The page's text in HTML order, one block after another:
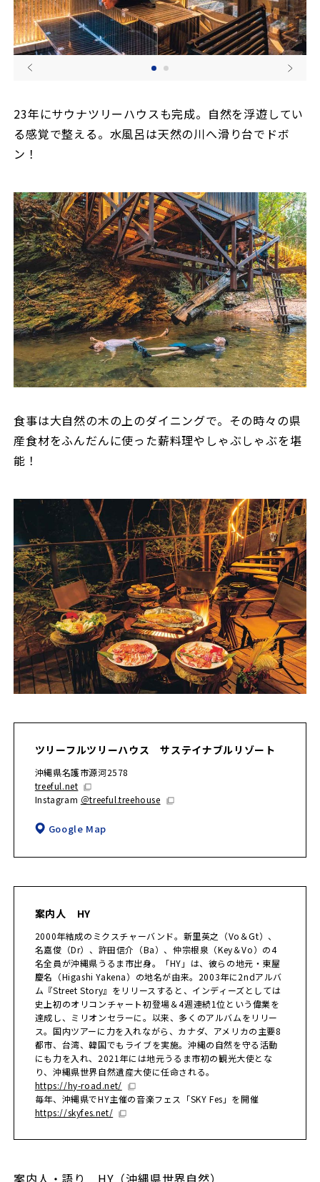
23年にサウナツリーハウスも完成。自然を浮遊してい
る感覚で整える。水風呂は天然の川へ滑り台でドボ
ン！
食事は大自然の木の上のダイニングで。その時々の県
産食材をふんだんに使った薪料理やしゃぶしゃぶを堪
能！
ツリーフルツリーハウス サステイナブルリゾート
沖縄県名護市源河2578
treeful.net
Instagram ＠treeful.treehouse
Google Map
案内人 HY
2000年結成のミクスチャーバンド。新里英之（Vo＆Gt）、
名嘉俊（Dr）、許田信介（Ba）、仲宗根泉（Key＆Vo）の4
名全員が沖縄県うるま市出身。「HY」は、彼らの地元・東屋
慶名（Higashi Yakena）の地名が由来。2003年に2ndアルバ
ム『Street Story』をリリースすると、インディーズとしては
史上初のオリコンチャート初登場＆4週連続1位という偉業を
達成し、ミリオンセラーに。以来、多くのアルバムをリリー
ス。国内ツアーに力を入れながら、カナダ、アメリカの主要8
都市、台湾、韓国でもライブを実施。沖縄の自然を守る活動
にも力を入れ、2021年には地元うるま市初の観光大使とな
り、沖縄県世界自然遺産大使に任命される。
https://hy-road.net/
毎年、沖縄県でHY主催の音楽フェス「SKY Fes」を開催
https://skyfes.net/
案内人・語り HY（沖縄県世界自然）